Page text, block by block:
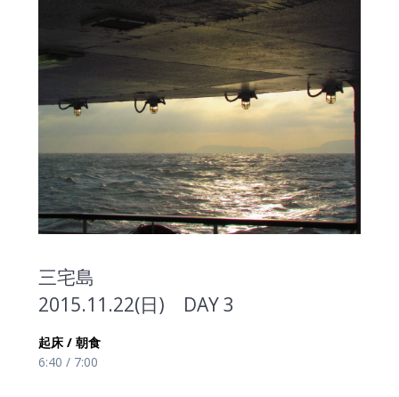
三宅島
2015.11.22(日) DAY 3
起床 / 朝食
6:40 / 7:00